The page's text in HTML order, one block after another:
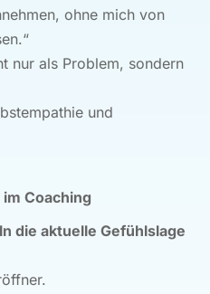
ohne mich von
nur als Problem, sondern
und
Coaching
die aktuelle Gefühlslage